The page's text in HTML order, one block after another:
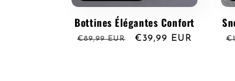
Bottines Élégantes Confort
Prix
€89,99 EUR
Prix
€39,99 EUR